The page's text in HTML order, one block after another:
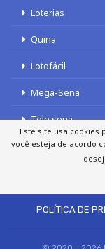
Loterias
Quina
Lotofácil
Mega-Sena
Tele sena
POLÍTICA DE
Este site usa cookies
você esteja de acordo